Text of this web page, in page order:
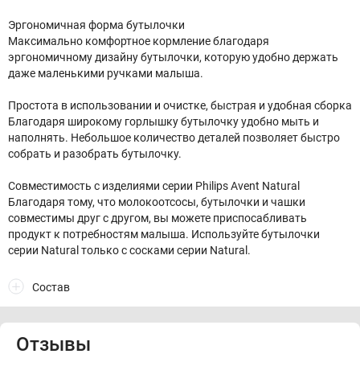
Эргономичная форма бутылочки
Максимально комфортное кормление благодаря
эргономичному дизайну бутылочки, которую удобно держать
даже маленькими ручками малыша.​
Простота в использовании и очистке, быстрая и удобная сборка
Благодаря широкому горлышку бутылочку удобно мыть и
наполнять. Небольшое количество деталей позволяет быстро
собрать и разобрать бутылочку.
Совместимость с изделиями серии Philips Avent Natural
Благодаря тому, что молокоотсосы, бутылочки и чашки
совместимы друг с другом, вы можете приспосабливать
продукт к потребностям малыша. Используйте бутылочки
серии Natural только с сосками серии Natural.
Состав
Отзывы